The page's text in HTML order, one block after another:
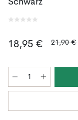
Schwarz
18,95 € 21,90 €